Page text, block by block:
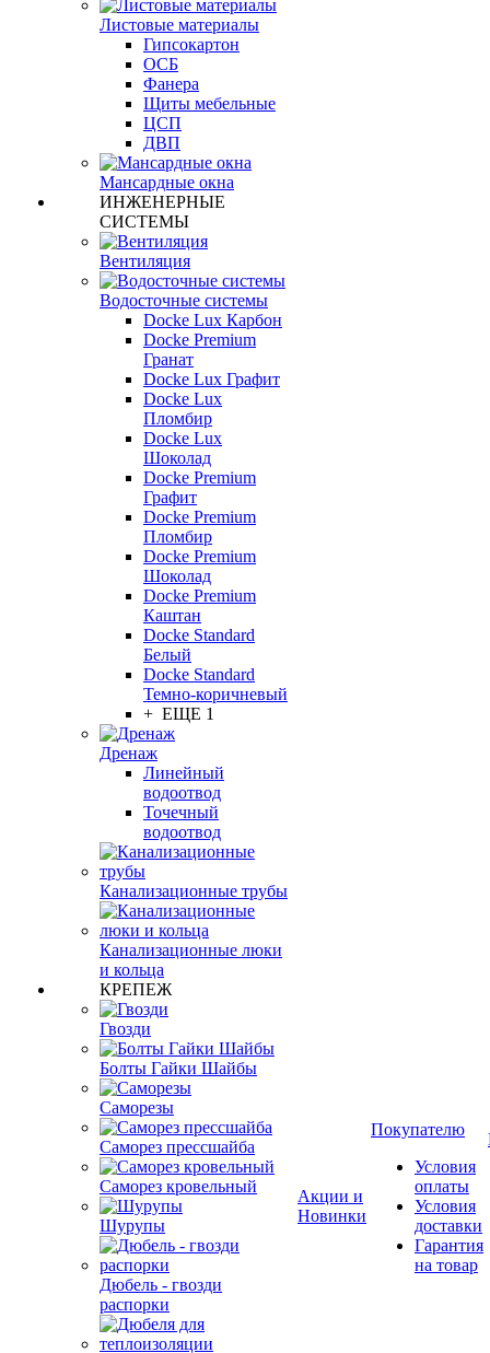
Листовые материалы
Гипсокартон
ОСБ
Фанера
Щиты мебельные
ЦСП
ДВП
Мансардные окна
ИНЖЕНЕРНЫЕ
СИСТЕМЫ
Вентиляция
Водосточные системы
Docke Lux Карбон
Docke Premium
Гранат
Docke Lux Графит
Docke Lux
Пломбир
Docke Lux
Шоколад
Docke Premium
Графит
Docke Premium
Пломбир
Docke Premium
Шоколад
Docke Premium
Каштан
Docke Standard
Белый
Docke Standard
Темно-коричневый
+ ЕЩЕ 1
Дренаж
Линейный
водоотвод
Точечный
водоотвод
Канализационные трубы
Канализационные люки
и кольца
КРЕПЕЖ
Гвозди
Болты Гайки Шайбы
Саморезы
Саморез прессшайба
Саморез кровельный
Шурупы
Дюбель - гвозди
распорки
Акции и
Новинки
Покупателю
Условия
оплаты
Условия
доставки
Гарантия
на товар